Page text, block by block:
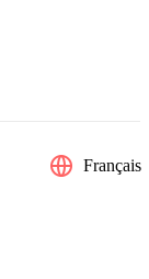
Français